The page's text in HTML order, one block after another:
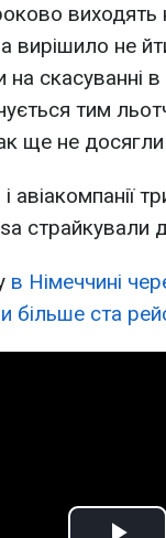
вирішило не
скасуванні
тим
ще не досягли
авіакомпанії
страйкували
в Німеччині
більше ста